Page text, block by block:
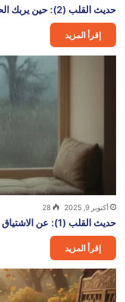
حديث القلب (2): حين يربك الحب المنطق
إقرأ المزيد
أكتوبر 9, 2025 28
حديث القلب (1): عن الاشتياق والحنين
إقرأ المزيد